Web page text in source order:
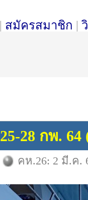
| สมัครสมาชิก |
28 กพ. 64
คห.26: 2 มี.ค.